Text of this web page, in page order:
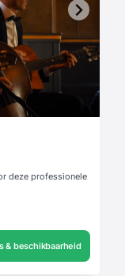
deze professionele
& beschikbaarheid